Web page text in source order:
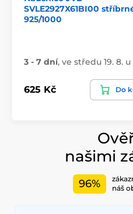
SVLE2927X61BI00
925/1000
3 - 7 dní, ve středu 19. 8. u
625 Kč Do
našimi
96%
náš